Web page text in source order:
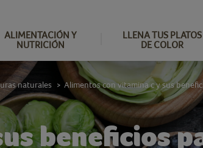
ALIMENTACIÓN Y
NUTRICIÓN
LLENA TUS PLATOS
DE COLOR
beneficios
naturales > Alimentos con vitamina c y sus